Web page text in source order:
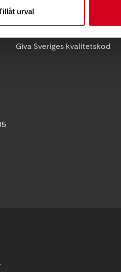
urval
Press
Giva Sveriges kvalitetskod